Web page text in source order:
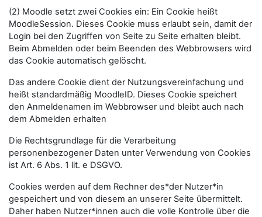
(2) Moodle setzt zwei Cookies ein: Ein Cookie heißt
MoodleSession. Dieses Cookie muss erlaubt sein, damit der
Login bei den Zugriffen von Seite zu Seite erhalten bleibt.
Beim Abmelden oder beim Beenden des Webbrowsers wird
das Cookie automatisch gelöscht.
Das andere Cookie dient der Nutzungsvereinfachung und
heißt standardmäßig MoodleID. Dieses Cookie speichert
den Anmeldenamen im Webbrowser und bleibt auch nach
dem Abmelden erhalten
Die Rechtsgrundlage für die Verarbeitung
personenbezogener Daten unter Verwendung von Cookies
ist Art. 6 Abs. 1 lit. e DSGVO.
Cookies werden auf dem Rechner des*der Nutzer*in
gespeichert und von diesem an unserer Seite übermittelt.
Daher haben Nutzer*innen auch die volle Kontrolle über die